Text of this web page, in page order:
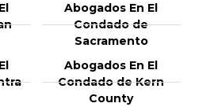
Abogados En El
Condado de
Sacramento
Abogados En El
Condado de Kern
County